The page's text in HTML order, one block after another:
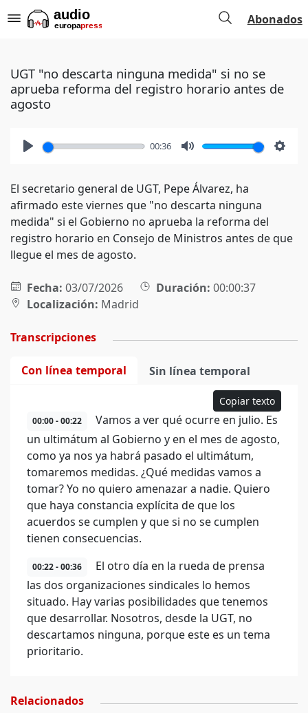
Abonados
UGT "no descarta ninguna medida" si no se
aprueba reforma del registro horario antes de
agosto
00:36
El secretario general de UGT, Pepe Álvarez, ha
afirmado este viernes que "no descarta ninguna
medida" si el Gobierno no aprueba la reforma del
registro horario en Consejo de Ministros antes de que
llegue el mes de agosto.
Fecha: 03/07/2026 Duración: 00:00:37
Localización: Madrid
Transcripciones
Con línea temporal Sin línea temporal
Copiar texto
00:00 - 00:22
Vamos a ver qué ocurre en julio. Es
un ultimátum al Gobierno y en el mes de agosto,
como ya nos ya habrá pasado el ultimátum,
tomaremos medidas. ¿Qué medidas vamos a
tomar? Yo no quiero amenazar a nadie. Quiero
que haya constancia explícita de que los
acuerdos se cumplen y que si no se cumplen
tienen consecuencias.
00:22 - 00:36
El otro día en la rueda de prensa
las dos organizaciones sindicales lo hemos
situado. Hay varias posibilidades que tenemos
que desarrollar. Nosotros, desde la UGT, no
descartamos ninguna, porque este es un tema
prioritario.
Relacionados